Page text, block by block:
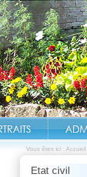
Vous êtes ici : Accueil
Etat civil